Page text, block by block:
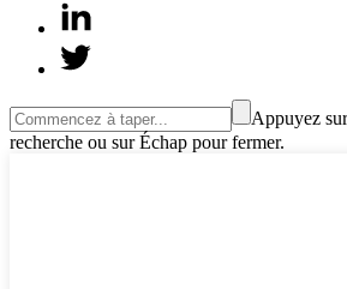
Appuyez
recherche ou sur Échap pour fermer.